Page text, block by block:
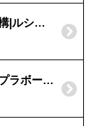
奈良市：木目フェンスの外構|ルシアスポストユニット
広陵町：木調樹脂製のモクプラボードで目隠しフェンス